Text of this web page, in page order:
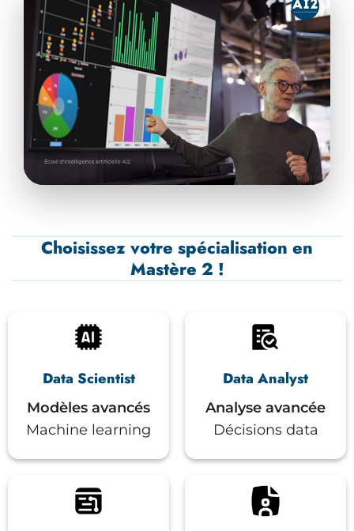
Choisissez votre spécialisation en
Mastère 2 !
Data Scientist
Modèles avancés
Machine learning
Data Analyst
Analyse avancée
Décisions data